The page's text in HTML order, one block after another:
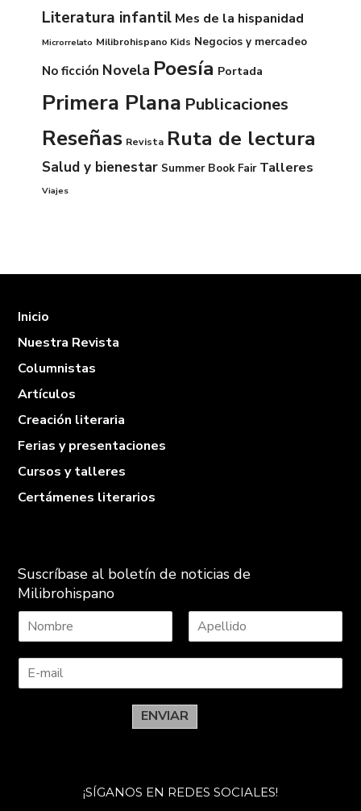
Literatura infantil Mes de la hispanidad
Microrrelato Milibrohispano Kids Negocios y mercadeo
No ficción Novela Poesía Portada
Primera Plana Publicaciones
Reseñas Revista Ruta de lectura
Salud y bienestar Summer Book Fair Talleres
Viajes
Inicio
Nuestra Revista
Columnistas
Artículos
Creación literaria
Ferias y presentaciones
Cursos y talleres
Certámenes literarios
Suscríbase al boletín de noticias de
Milibrohispano
o
b
p
l
d
ENVIAR
¡SÍGANOS EN REDES SOCIALES!